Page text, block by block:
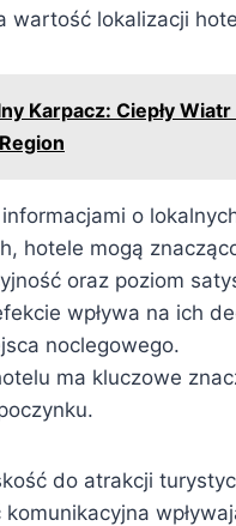
wartość lokalizacji
Karpacz: Ciepły
o
hotele mogą
oraz poziom
wpływa na ich
noclegowego.
ma kluczowe
do atrakcji